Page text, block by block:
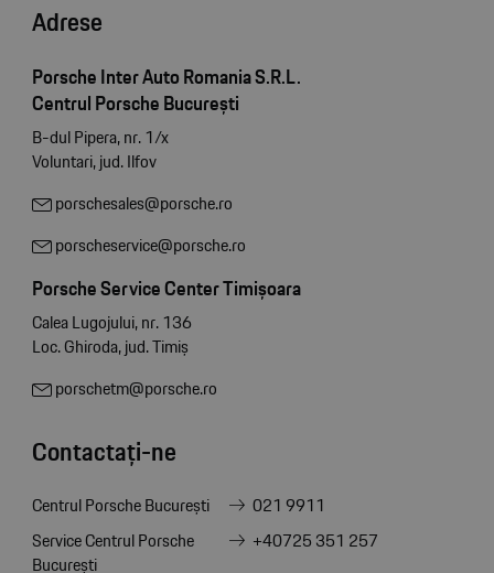
Adrese
Porsche Inter Auto Romania S.R.L.
Centrul Porsche București
B-dul Pipera, nr. 1/x
Voluntari, jud. Ilfov
porschesales@porsche.ro
porscheservice@porsche.ro
Porsche Service Center Timișoara
Calea Lugojului, nr. 136
Loc. Ghiroda, jud. Timiș
porschetm@porsche.ro
Contactați-ne
Centrul Porsche București
021 9911
Service Centrul Porsche
București
+40725 351 257